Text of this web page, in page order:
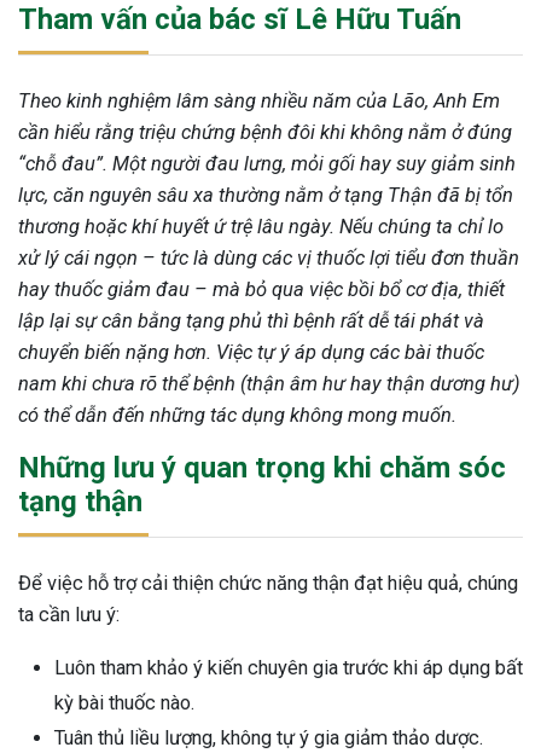
Tham vấn của bác sĩ Lê Hữu Tuấn
Theo kinh nghiệm lâm sàng nhiều năm của Lão, Anh Em
cần hiểu rằng triệu chứng bệnh đôi khi không nằm ở đúng
“chỗ đau”. Một người đau lưng, mỏi gối hay suy giảm sinh
lực, căn nguyên sâu xa thường nằm ở tạng Thận đã bị tổn
thương hoặc khí huyết ứ trệ lâu ngày. Nếu chúng ta chỉ lo
xử lý cái ngọn – tức là dùng các vị thuốc lợi tiểu đơn thuần
hay thuốc giảm đau – mà bỏ qua việc bồi bổ cơ địa, thiết
lập lại sự cân bằng tạng phủ thì bệnh rất dễ tái phát và
chuyển biến nặng hơn. Việc tự ý áp dụng các bài thuốc
nam khi chưa rõ thể bệnh (thận âm hư hay thận dương hư)
có thể dẫn đến những tác dụng không mong muốn.
Những lưu ý quan trọng khi chăm sóc
tạng thận
Để việc hỗ trợ cải thiện chức năng thận đạt hiệu quả, chúng
ta cần lưu ý:
Luôn tham khảo ý kiến chuyên gia trước khi áp dụng bất
kỳ bài thuốc nào.
Tuân thủ liều lượng, không tự ý gia giảm thảo dược.